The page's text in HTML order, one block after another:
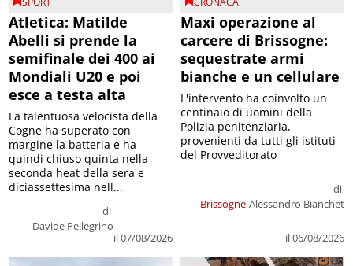
Atletica: Matilde
Abelli si prende la
semifinale dei 400 ai
Mondiali U20 e poi
esce a testa alta
di
Davide Pellegrino
il 07/08/2026
La talentuosa velocista della
Cogne ha superato con
margine la batteria e ha
quindi chiuso quinta nella
seconda heat della sera e
diciassettesima nell...
Maxi operazione al
carcere di Brissogne:
sequestrate armi
bianche e un cellulare
Brissogne
di
Alessandro Bianchet
il 06/08/2026
L'intervento ha coinvolto un
centinaio di uomini della
Polizia penitenziaria,
provenienti da tutti gli istituti
del Provveditorato